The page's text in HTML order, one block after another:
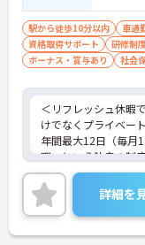
【主任ケアマネ複数
業務に不安がある方
・困難事例があった
共有やケース検討が
のサポートを受けら
・一人ひとりの仕事
規の受け入れを調整
なく働けます
・公的資格取得・自
きながらケアマネジ
【賞与過去実績最
充実した待遇や福利
駅から徒歩10分以内 車通
資格取得サポート
研修制
ボーナス・賞与あり
社会
＜リフレッシュ休暇
けでなくプライベー
年間最大12日（毎月
暇」という独自の制
に付与されるため、
得し、旅行や趣味を
＜多彩なキャリアパ
＞全国に事業を展開
そ、描けるキャリア
詳細を